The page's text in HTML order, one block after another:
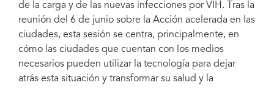
de la carga y de las nuevas infecciones por VIH. Tras la
reunión del 6 de junio sobre la Acción acelerada en las
ciudades, esta sesión se centra, principalmente, en
cómo las ciudades que cuentan con los medios
necesarios pueden utilizar la tecnología para dejar
atrás esta situación y transformar su salud y la